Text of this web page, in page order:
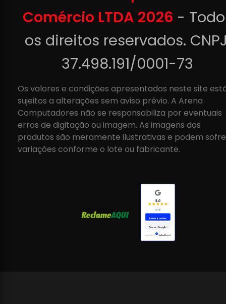
Comércio LTDA 2026 -
os direitos reservados.
37.498.191/0001-73
Os valores e condições apresentados neste site
sujeitos a alterações sem aviso prévio. A Arena
Computadores não se responsabiliza por eventuais
erros de digitação ou imagem. As imagens dos
produtos são meramente ilustrativas e podem
variações conforme o lote ou fabricante.